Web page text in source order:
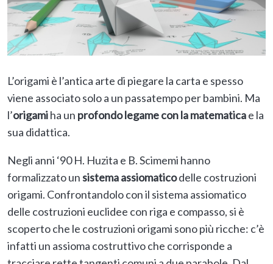
L’origami è l’antica arte di piegare la carta e spesso
viene associato solo a un passatempo per bambini. Ma
l’origamiha un profondo legame con la matematicae la
sua didattica.
Negli anni ‘90 H. Huzita e B. Scimemi hanno
formalizzato unsistema assiomaticodelle costruzioni
origami. Confrontandolo con il sistema assiomatico
delle costruzioni euclidee con riga e compasso, si è
scoperto che le costruzioni origami sono più ricche: c’è
infatti un assioma costruttivo che corrisponde a